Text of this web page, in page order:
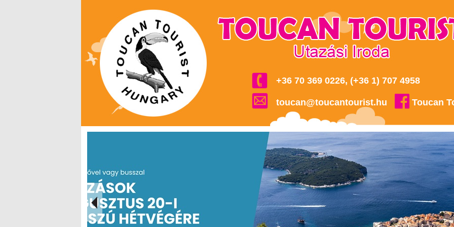
+36 70 369 0226, (+36 1) 707 4958
toucan@toucantourist.hu Toucan